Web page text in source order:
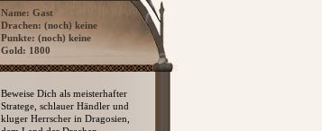
Name: Gast
Drachen: (noch) keine
Punkte: (noch) keine
Gold: 1800
Beweise Dich als meisterhafter
Stratege, schlauer Händler und
kluger Herrscher in Dragosien,